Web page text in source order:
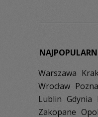
Warszawa
Wrocław
Lublin Gdynia
Zakopane